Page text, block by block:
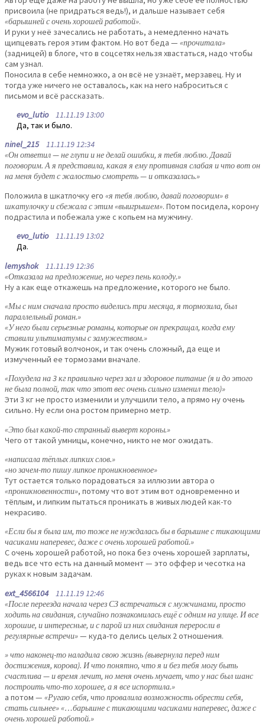
присвоила (не придраться ведь!), и дальше называет себя
«барышней с очень хорошей работой».
И руки у неё зачесались не работать, а немедленно начать
щипцевать героя этим фактом. Но вот беда — «прочитала»
(задницей) в блоге, что в соцсетях нельзя хвастаться, надо чтобы
сам узнал.
Поносила в себе немножко, а он всё не узнаёт, мерзавец. Ну и
тогда уже ничего не оставалось, как на него наброситься с
письмом и всё рассказать.
evo_lutio11.11.19 13:00
Да, так и было.
ninel_21511.11.19 12:34
«Он ответил — не глупи и не делай ошибки, я тебя люблю. Давай
поговорим. А я представила, какая я ему противная слабая и что вот он
на меня будет с жалостью смотреть — и отказалась.»
Положила в шкатлочку его «я тебя люблю, давай поговорим» в
шкатулочку и сбежала с этим «выигрышем». Потом посидела, корону
подрастила и побежала уже с копьем на мужчину.
evo_lutio11.11.19 13:02
Да.
lemyshok11.11.19 12:36
«Отказала на предложение, но через пень колоду.»
Ну а как еще откажешь на предложение, которого не было.
«Мы с ним сначала просто виделись три месяца, я тормозила, был
параллельный роман.»
«У него были серьезные романы, которые он прекращал, когда ему
ставили ультиматумы с замужеством.»
Мужик готовый волчонок, и так очень сложный, да еще и
измученный ее тормозами вначале.
«Похудела на 3 кг правильно через зал и здоровое питание (я и до этого
не была полной, так что этот вес очень сильно изменил тело)»
Эти 3 кг не просто изменили и улучшили тело, а прямо ну очень
сильно. Ну если она ростом примерно метр.
«Это был какой-то странный выверт короны.»
Чего от такой умницы, конечно, никто не мог ожидать.
«написала тёплых липких слов.»
«но зачем-то пишу липкое проникновенное»
Тут остается только порадоваться за иллюзии автора о
«проникновенности», потому что вот этим вот одновременно и
тёплым, и липким пытаться проникать в живых людей как-то
некрасиво.
«Если бы я была им, то тоже не нуждалась бы в барышне с тикающими
часиками наперевес, даже с очень хорошей работой.»
С очень хорошей работой, но пока без очень хорошей зарплаты,
ведь все что есть на данный момент — это оффер и чесотка на
руках к новым задачам.
ext_4566104 11.11.19 12:46
«После переезда начала через СЗ встречаться с мужчинами, просто
ходить на свидания, случайно познакомилась ещё с одним на улице. И все
хорошие, и интересные, и с парой из них свидания переросли в
регулярные встречи»— куда-то делись целых 2 отношения.
» что наконец-то наладила свою жизнь (вывернула перед ним
достижения, корова). И что понятно, что я и без тебя могу быть
счастлива — и время лечит, но меня очень мучает, что у нас был шанс
построить что-то хорошее, а я все испортила.»
а потом — «Ругаю себя, что провалила возможность обрести себя,
стать сильнее» «…барышне с тикающими часиками наперевес, даже с
очень хорошей работой.»